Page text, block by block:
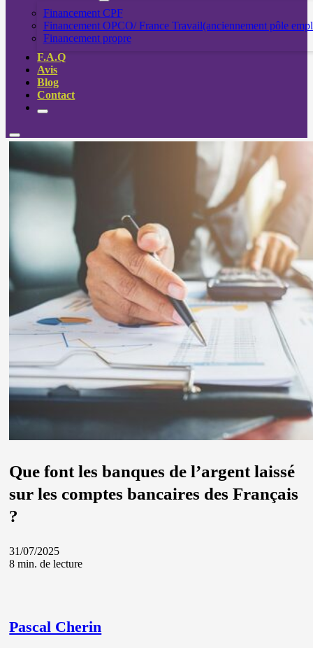
Financement CPF
Financement OPCO/ France Travail(anciennement pôle
Financement propre
F.A.Q
Avis
Blog
Contact
Que font les banques de l’argent laissé
sur les comptes bancaires des Français
?
31/07/2025
8 min. de lecture
Pascal Cherin